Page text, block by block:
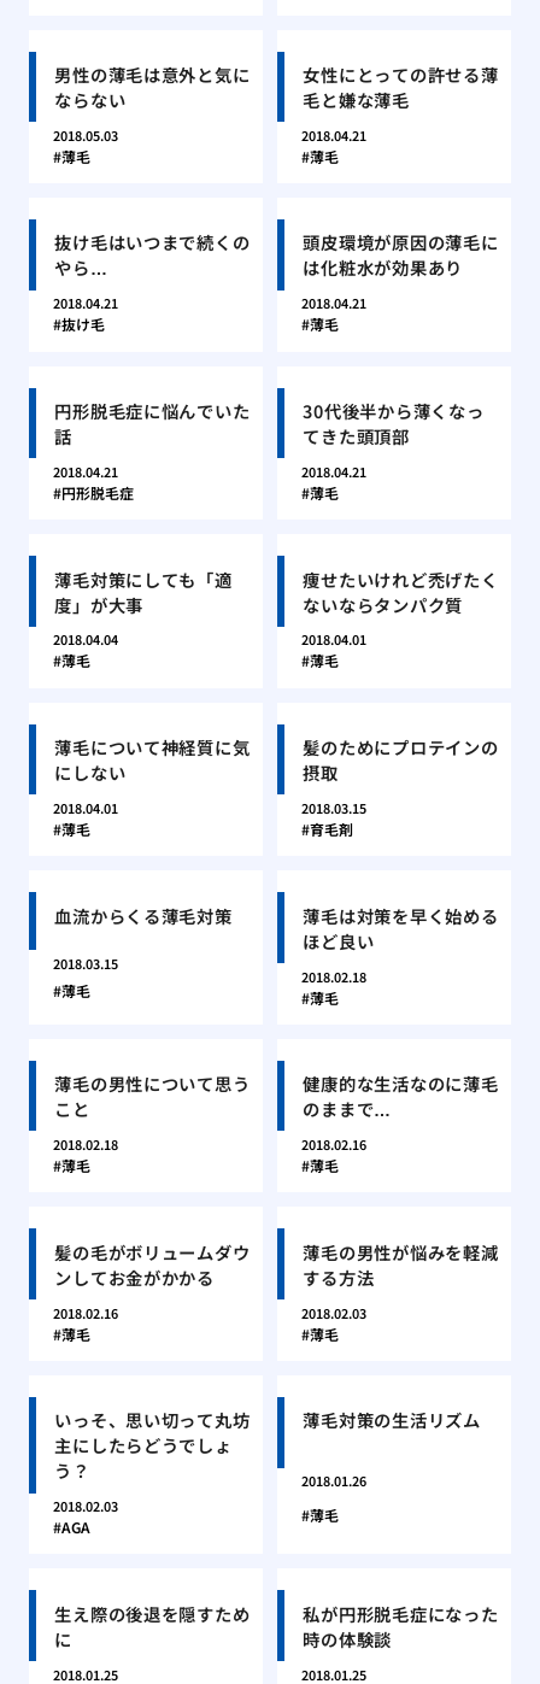
男性の薄毛は意外と気に
ならない
2018.05.03
薄毛
女性にとっての許せる薄
毛と嫌な薄毛
2018.04.21
薄毛
抜け毛はいつまで続くの
やら…
2018.04.21
抜け毛
頭皮環境が原因の薄毛に
は化粧水が効果あり
2018.04.21
薄毛
円形脱毛症に悩んでいた
話
2018.04.21
円形脱毛症
30代後半から薄くなっ
てきた頭頂部
2018.04.21
薄毛
薄毛対策にしても「適
度」が大事
2018.04.04
薄毛
痩せたいけれど禿げたく
ないならタンパク質
2018.04.01
薄毛
薄毛について神経質に気
にしない
2018.04.01
薄毛
髪のためにプロテインの
摂取
2018.03.15
育毛剤
血流からくる薄毛対策
2018.03.15
薄毛
薄毛は対策を早く始める
ほど良い
2018.02.18
薄毛
薄毛の男性について思う
こと
2018.02.18
薄毛
健康的な生活なのに薄毛
のままで…
2018.02.16
薄毛
髪の毛がボリュームダウ
ンしてお金がかかる
2018.02.16
薄毛
薄毛の男性が悩みを軽減
する方法
2018.02.03
薄毛
いっそ、思い切って丸坊
主にしたらどうでしょ
う？
2018.02.03
AGA
薄毛対策の生活リズム
2018.01.26
薄毛
生え際の後退を隠すため
に
2018.01.25
私が円形脱毛症になった
時の体験談
2018.01.25